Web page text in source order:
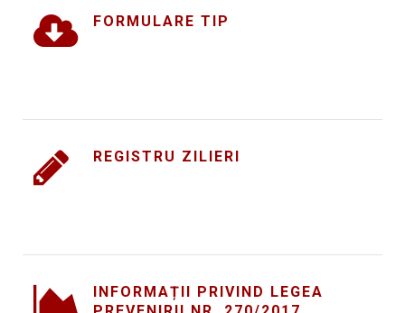
FORMULARE TIP
REGISTRU ZILIERI
INFORMAȚII PRIVIND LEGEA